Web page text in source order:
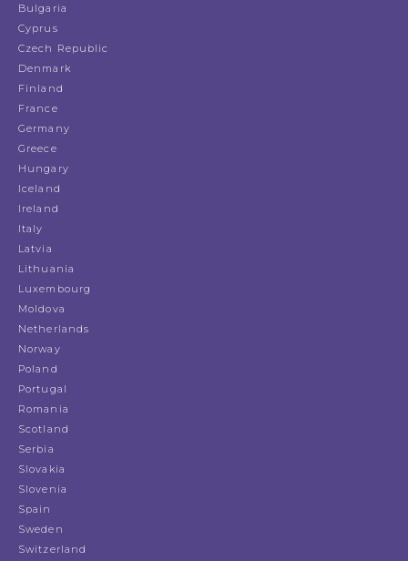
Bulgaria
Cyprus
Czech Republic
Denmark
Finland
France
Germany
Greece
Hungary
Iceland
Ireland
Italy
Latvia
Lithuania
Luxembourg
Moldova
Netherlands
Norway
Poland
Portugal
Romania
Scotland
Serbia
Slovakia
Slovenia
Spain
Sweden
Switzerland